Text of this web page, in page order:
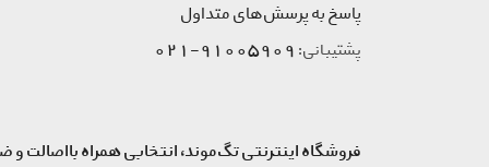
پاسخ به پرسش‌های متداول
پشتیبانی: 91005909-021
فروشگاه اینترنتی تگ‌موند، انتخابی همراه بااصالت و